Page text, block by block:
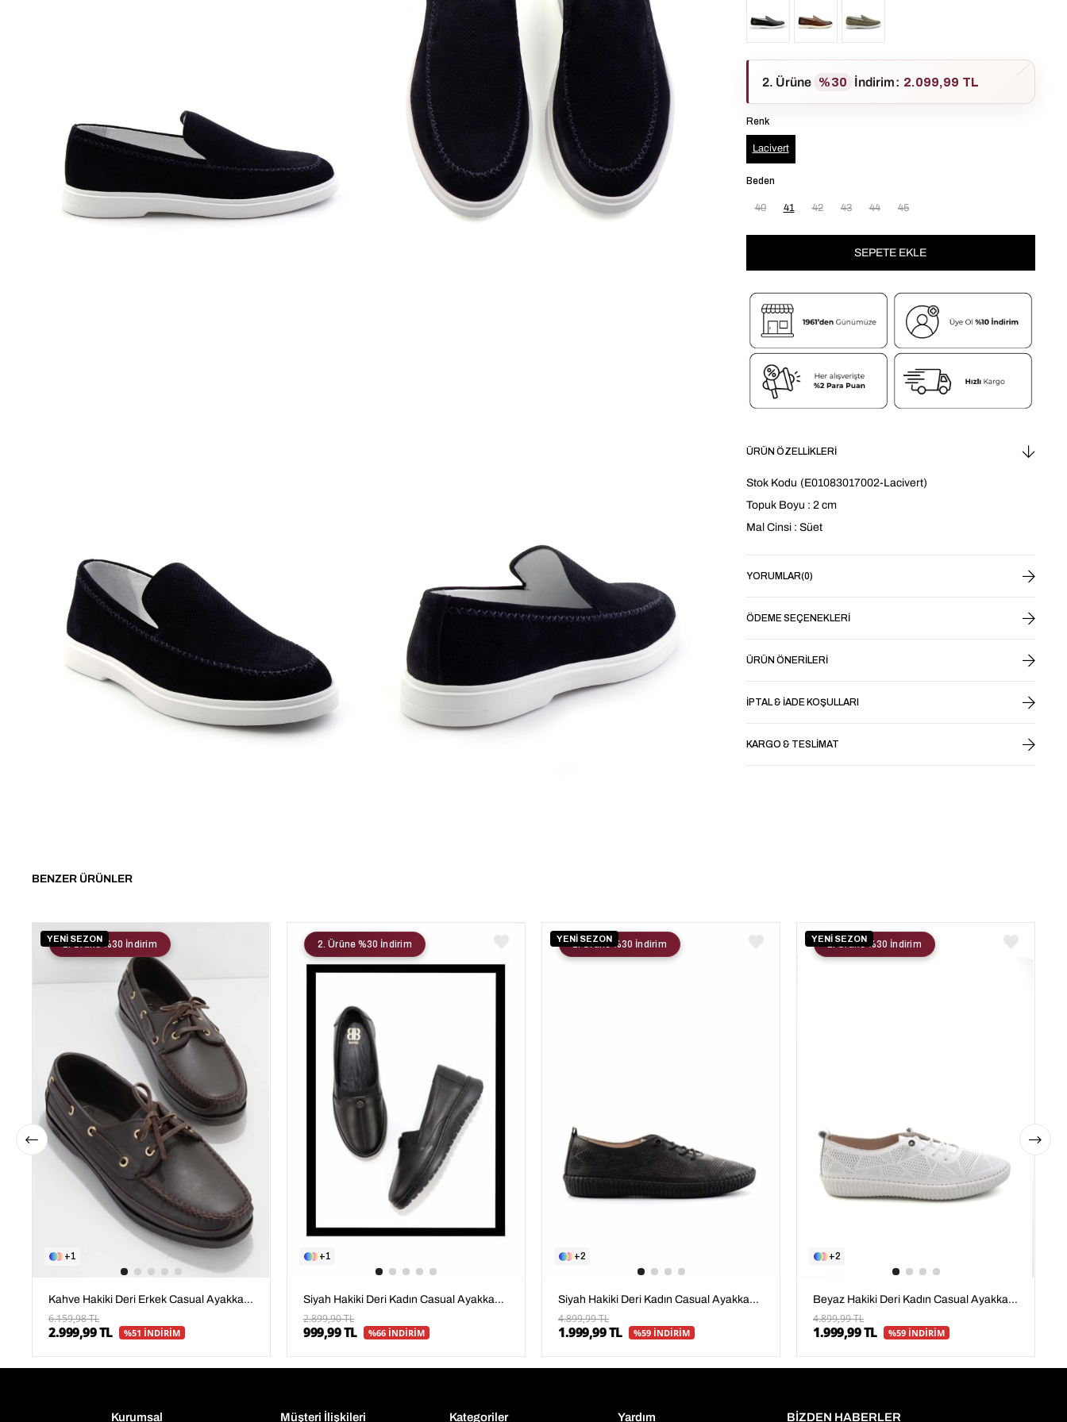
2. Ürüne %30 İndirim: 2.099,99 TL
Renk
Lacivert
Beden
40 41 42 43 44 45
ÜRÜN ÖZELLIKLERI
Stok Kodu (E01083017002-Lacivert)
Topuk Boyu : 2 cm
Mal Cinsi : Süet
YORUMLAR(0)
ÖDEME SEÇENEKLERI
ÜRÜN ÖNERILERI
İPTAL & İADE KOŞULLARI
KARGO & TESLIMAT
BENZER ÜRÜNLER
YENİ SEZON
1
Kahve Hakiki Deri Erkek Casual Ayakkabı E01830110003
6.159,98 TL
2.999,99 TL %51 İNDİRİM
2. Ürüne %30 İndirim
1
Siyah Hakiki Deri Kadın Casual Ayakkabı K01331750003
2.899,90 TL
999,99 TL %66 İNDİRİM
2. Ürüne %30 İndirim YENİ SEZON
2
Siyah Hakiki Deri Kadın Casual Ayakkabı K01462025003
4.899,99 TL
1.999,99 TL %59 İNDİRİM
2. Ürüne %30 İndirim YENİ SEZON
2
Beyaz Hakiki Deri Kadın Casual Ayakkabı K01462025003
4.899,99 TL
1.999,99 TL %59 İNDİRİM
2. Ürüne %30 İndirim
Kurumsal Müşteri İlişkileri Kategoriler Yardım BİZDEN HABERLER